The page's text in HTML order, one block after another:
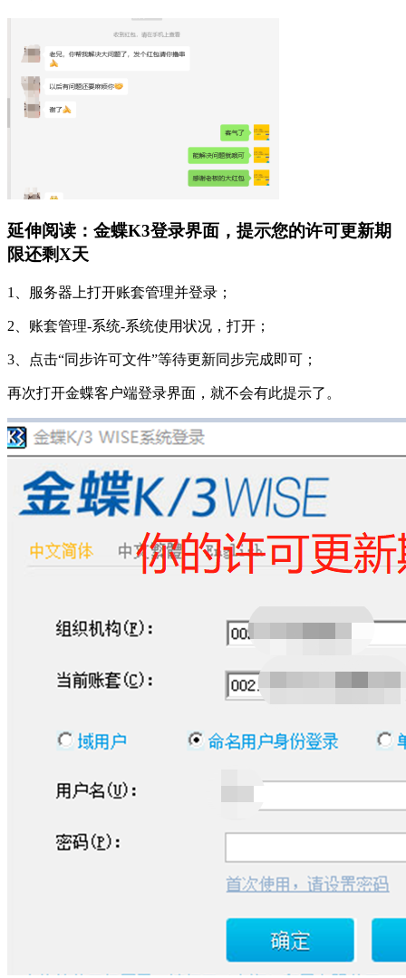
延伸阅读：金蝶K3登录界面，提示您的许可更新期
限还剩X天
1、服务器上打开账套管理并登录；
2、账套管理-系统-系统使用状况，打开；
3、点击“同步许可文件”等待更新同步完成即可；
再次打开金蝶客户端登录界面，就不会有此提示了。